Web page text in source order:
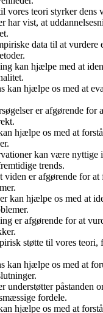
vores teori styrker dens
har vist, at
data til at vurdere
kan hjælpe med at
kan hjælpe os med at
er afgørende for
hjælpe os med at
kan være nyttige
trends.
viden er afgørende for at
kan hjælpe os med at
er afgørende for at
støtte til vores teori,
kan hjælpe os med at
understøtter påstanden
fordele.
hjælpe os med at